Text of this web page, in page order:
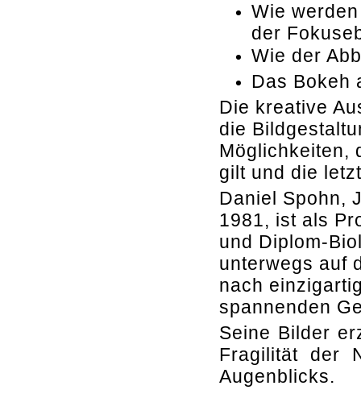
Wie
der
Wie der
Das Bokeh
Die kreative
die
Möglichkeiten,
gilt und die
Daniel Spohn,
1981, ist als
und Diplom-
unterwegs auf
nach
spannenden
Seine Bilder
Fragilität der
Augenblicks.